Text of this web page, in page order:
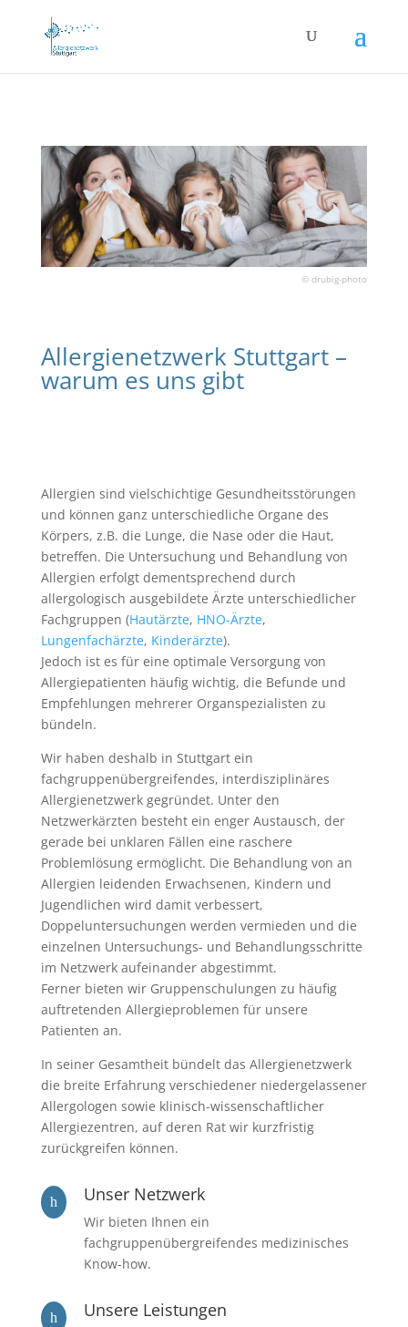
© drubig-photo
Allergienetzwerk Stuttgart –
warum es uns gibt
Allergien sind vielschichtige Gesundheitsstörungen
und können ganz unterschiedliche Organe des
Körpers, z.B. die Lunge, die Nase oder die Haut,
betreffen. Die Untersuchung und Behandlung von
Allergien erfolgt dementsprechend durch
allergologisch ausgebildete Ärzte unterschiedlicher
Fachgruppen (Hautärzte, HNO-Ärzte,
Lungenfachärzte, Kinderärzte).
Jedoch ist es für eine optimale Versorgung von
Allergiepatienten häufig wichtig, die Befunde und
Empfehlungen mehrerer Organspezialisten zu
bündeln.
Wir haben deshalb in Stuttgart ein
fachgruppenübergreifendes, interdisziplinäres
Allergienetzwerk gegründet. Unter den
Netzwerkärzten besteht ein enger Austausch, der
gerade bei unklaren Fällen eine raschere
Problemlösung ermöglicht. Die Behandlung von an
Allergien leidenden Erwachsenen, Kindern und
Jugendlichen wird damit verbessert,
Doppeluntersuchungen werden vermieden und die
einzelnen Untersuchungs- und Behandlungsschritte
im Netzwerk aufeinander abgestimmt.
Ferner bieten wir Gruppenschulungen zu häufig
auftretenden Allergieproblemen für unsere
Patienten an.
In seiner Gesamtheit bündelt das Allergienetzwerk
die breite Erfahrung verschiedener niedergelassener
Allergologen sowie klinisch-wissenschaftlicher
Allergiezentren, auf deren Rat wir kurzfristig
zurückgreifen können.
h Unser Netzwerk
Wir bieten Ihnen ein
fachgruppenübergreifendes medizinisches
Know-how.
h Unsere Leistungen